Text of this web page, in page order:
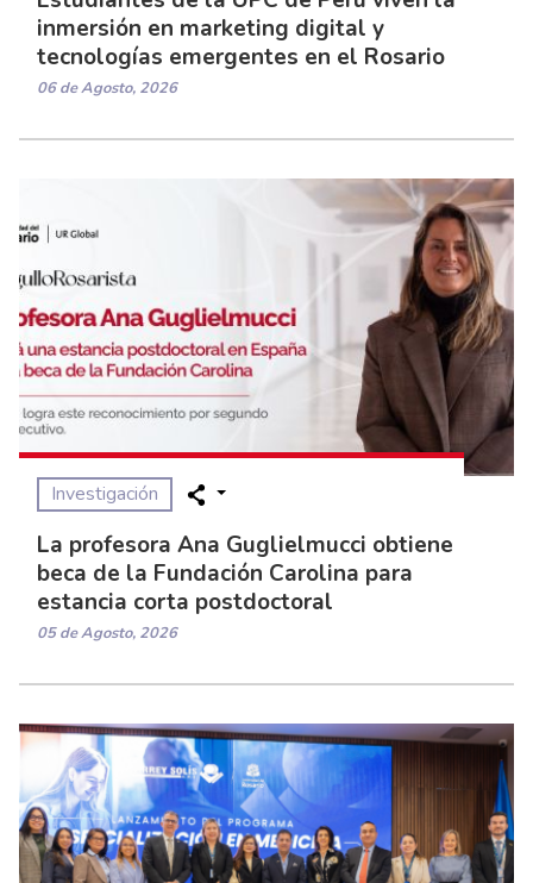
inmersión en marketing digital y
tecnologías emergentes en el Rosario
06 de Agosto, 2026
Investigación
La profesora Ana Guglielmucci obtiene
beca de la Fundación Carolina para
estancia corta postdoctoral
05 de Agosto, 2026